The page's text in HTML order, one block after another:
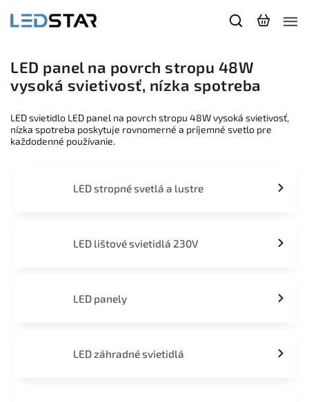
LED panel na povrch stropu 48W
vysoká svietivosť, nízka spotreba
LED svietidlo LED panel na povrch stropu 48W vysoká svietivosť,
nízka spotreba poskytuje rovnomerné a príjemné svetlo pre
každodenné používanie.
LED stropné svetlá a lustre
LED lištové svietidlá 230V
LED panely
LED záhradné svietidlá